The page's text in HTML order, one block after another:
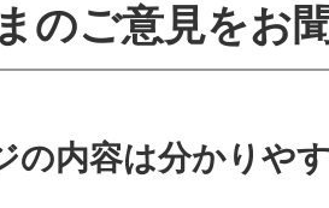
のご意見をお
の内容は分かりや